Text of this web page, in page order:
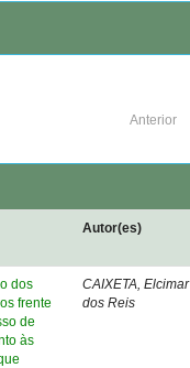
Anterior
Autor(es)
dos
frente
de
às
CAIXETA, Elcimar
dos Reis